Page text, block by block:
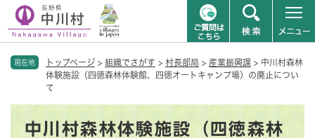
現在地 トップページ > 組織でさがす > 村長部局 > 産業振興課 > 中川村森林
体験施設（四徳森林体験館、四徳オートキャンプ場）の廃止につい
て
中川村森林体験施設（四徳森林